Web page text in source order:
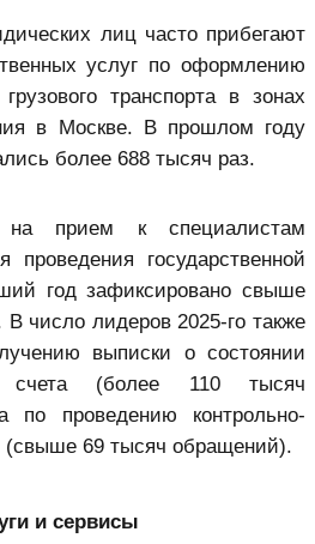
лиц часто прибегают
услуг по оформлению
транспорта в зонах
в Москве. В прошлом году
более 688 тысяч раз.
на прием к специалистам
проведения государственной
год зафиксировано свыше
число лидеров 2025-го также
выписки о состоянии
счета (более 110 тысяч
по проведению контрольно-
(свыше 69 тысяч обращений).
и сервисы